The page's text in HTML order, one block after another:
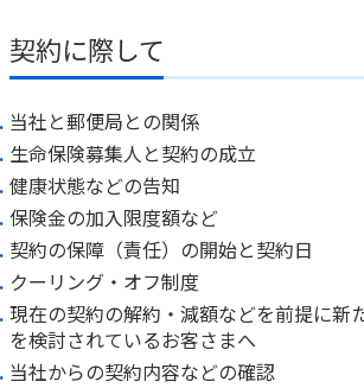
各種サービス・お知らせ
かんぽプラチナライフサービス
ご契約のしおり・約款（Web約款）
保険用語集
お問い合わせ
ご契約手続きの流れ
保険料のお払込方法
保険用語集
お問い合わせ
かんぽアプリ～かんぽの健康と安心
すこやか健康ラボ
かんぽブランド
かんぽ生命のサステナビリティ
契約に際して
当社と郵便局との関係
生命保険募集人と契約の成立
健康状態などの告知
保険金の加入限度額など
契約の保障（責任）の開始と契約日
クーリング・オフ制度
現在の契約の解約・減額などを前提に新
を検討されているお客さまへ
当社からの契約内容などの確認